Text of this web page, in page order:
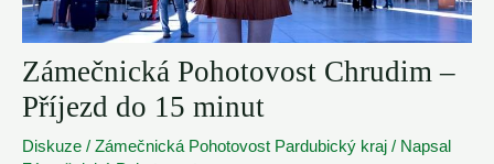
Zámečnická Pohotovost Chrudim –
Příjezd do 15 minut
Diskuze / Zámečnická Pohotovost Pardubický kraj / Napsal